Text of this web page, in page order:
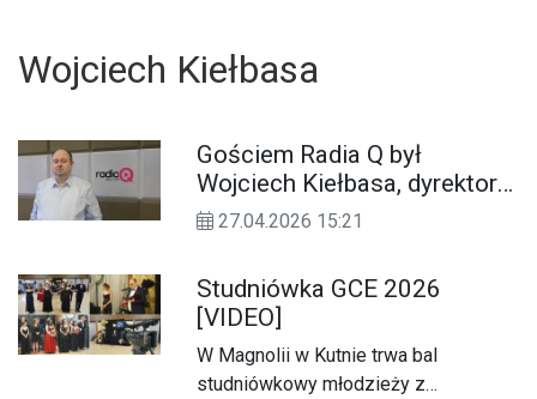
Wojciech Kiełbasa
Gościem Radia Q był
Wojciech Kiełbasa, dyrektor
Gostynińskiego Centrum
27.04.2026 15:21
Studniówka GCE 2026
[VIDEO]
W Magnolii w Kutnie trwa bal
studniówkowy młodzieży z